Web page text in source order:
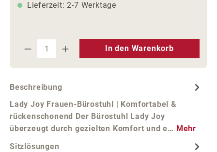
Lieferzeit: 2-7 Werktage
Produkt Anzahl: Gib den
In den Warenkorb
Beschreibung
Lady Joy Frauen-Bürostuhl | Komfortabel &
rückenschonend Der Bürostuhl Lady Joy
überzeugt durch gezielten Komfort und e… Mehr
Sitzlösungen